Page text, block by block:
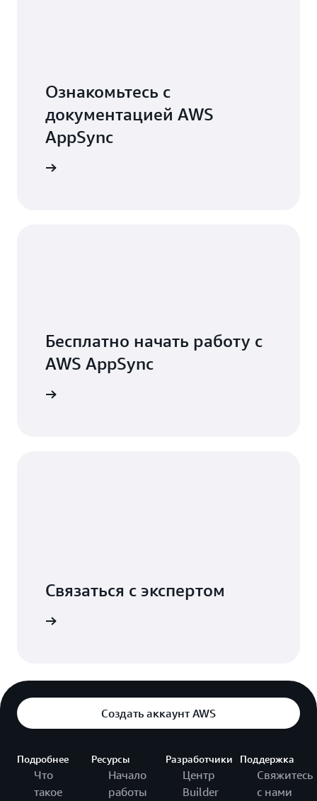
Ознакомьтесь с
документацией AWS
AppSync
Бесплатно начать работу с
AWS AppSync
Связаться с экспертом
Создать аккаунт AWS
Подробнее
Что
такое
Ресурсы
Начало
работы
Разработчики
Центр
Builder
Поддержка
Свяжитесь
с нами